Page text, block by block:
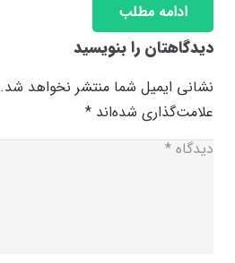
ادامه مطلب
دیدگاهتان را بنویسید
نشانی ایمیل شما منتشر نخواهد شد.
علامت‌گذاری شده‌اند *